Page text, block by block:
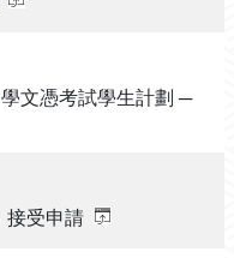
文憑考試學生計劃 ─
接受申請